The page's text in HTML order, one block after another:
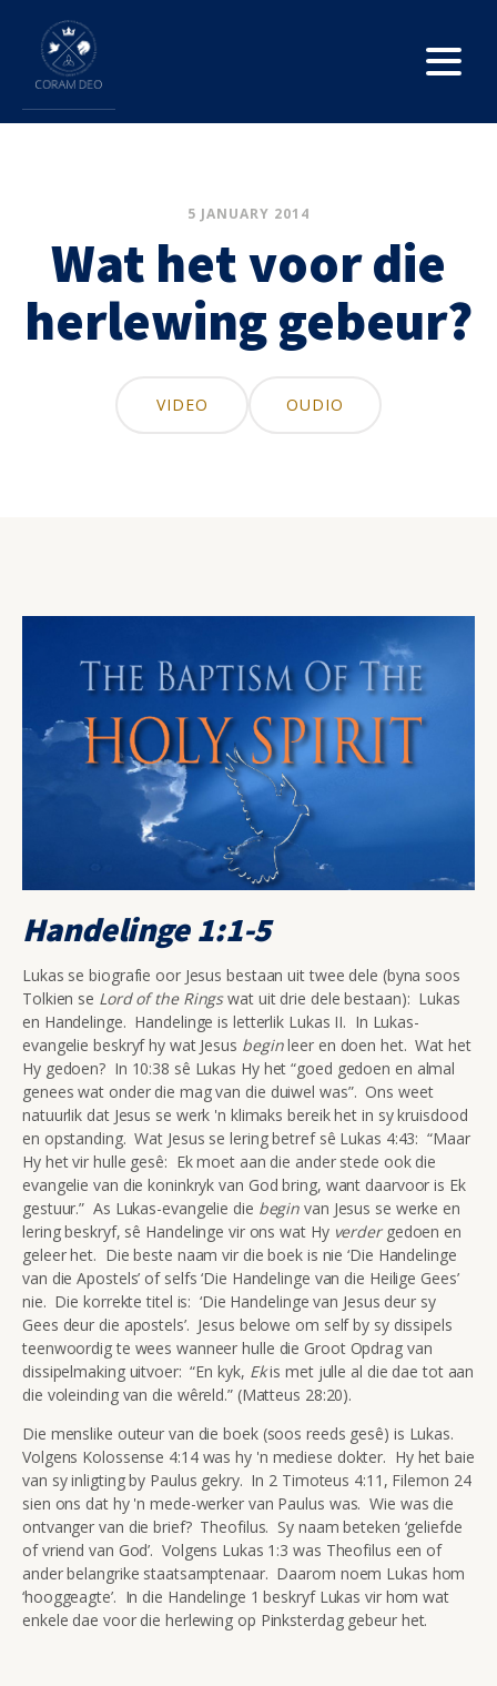
5 JANUARY 2014
Wat het voor die
herlewing gebeur?
VIDEO OUDIO
Handelinge 1:1-5
Lukas se biografie oor Jesus bestaan uit twee dele (byna soos
Tolkien se Lord of the Ringswat uit drie dele bestaan): Lukas
en Handelinge. Handelinge is letterlik Lukas II. In Lukas-
evangelie beskryf hy wat Jesus beginleer en doen het. Wat het
Hy gedoen? In 10:38 sê Lukas Hy het “goed gedoen en almal
genees wat onder die mag van die duiwel was”. Ons weet
natuurlik dat Jesus se werk 'n klimaks bereik het in sy kruisdood
en opstanding. Wat Jesus se lering betref sê Lukas 4:43: “Maar
Hy het vir hulle gesê: Ek moet aan die ander stede ook die
evangelie van die koninkryk van God bring, want daarvoor is Ek
gestuur.” As Lukas-evangelie die begin van Jesus se werke en
lering beskryf, sê Handelinge vir ons wat Hy verdergedoen en
geleer het. Die beste naam vir die boek is nie ‘Die Handelinge
van die Apostels’ of selfs ‘Die Handelinge van die Heilige Gees’
nie. Die korrekte titel is: ‘Die Handelinge van Jesus deur sy
Gees deur die apostels’. Jesus belowe om self by sy dissipels
teenwoordig te wees wanneer hulle die Groot Opdrag van
dissipelmaking uitvoer: “En kyk, Ekis met julle al die dae tot aan
die voleinding van die wêreld.” (Matteus 28:20).
Die menslike outeur van die boek (soos reeds gesê) is Lukas.
Volgens Kolossense 4:14 was hy 'n mediese dokter. Hy het baie
van sy inligting by Paulus gekry. In 2 Timoteus 4:11, Filemon 24
sien ons dat hy 'n mede-werker van Paulus was. Wie was die
ontvanger van die brief? Theofilus. Sy naam beteken ‘geliefde
of vriend van God’. Volgens Lukas 1:3 was Theofilus een of
ander belangrike staatsamptenaar. Daarom noem Lukas hom
‘hooggeagte’. In die Handelinge 1 beskryf Lukas vir hom wat
enkele dae voor die herlewing op Pinksterdag gebeur het.